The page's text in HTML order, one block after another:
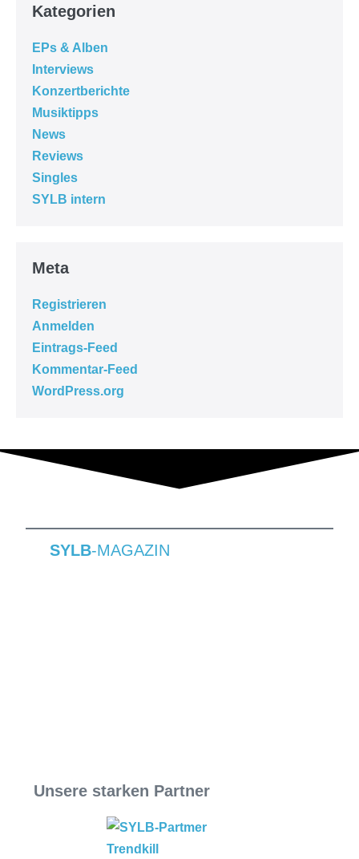
Kategorien
EPs & Alben
Interviews
Konzertberichte
Musiktipps
News
Reviews
Singles
SYLB intern
Meta
Registrieren
Anmelden
Eintrags-Feed
Kommentar-Feed
WordPress.org
SYLB-MAGAZIN
Unsere starken Partner